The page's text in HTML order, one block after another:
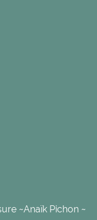
~Anaïk Pichon ~